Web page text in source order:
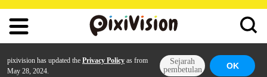
pixivision has updated the Privacy Policy as from
May 28, 2024.
Sejarah
pembetulan
OK